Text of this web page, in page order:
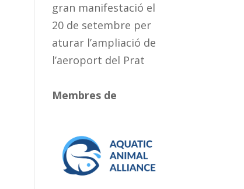
gran manifestació el
20 de setembre per
aturar l’ampliació de
l’aeroport del Prat
Membres de